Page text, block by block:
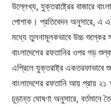
উল্লেখ্য, যুক্তরাষ্ট্রের বাজারে
পোশাক। প্রতিবেদন অনুসারে, এ
মধ্যে তুলনামূলকভাবে উচ্চ শুল্কের
বাংলাদেশের রফতানির ওপর গড়
এপ্রিলে যুক্তরাষ্ট্র একতরফাভাবে
বাংলাদেশের রফতানি আয় প্রায় ২১
চূড়ান্ত ঘোষণা অনুসারে, বর্তমানে